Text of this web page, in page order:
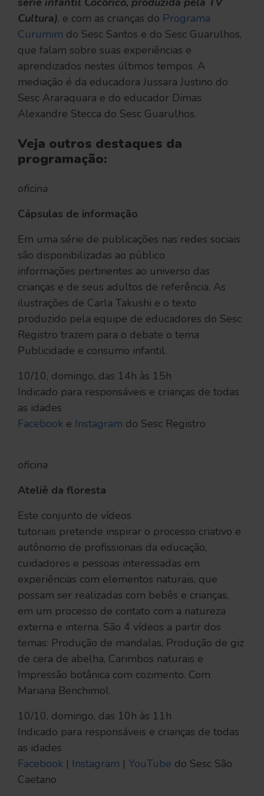
Cultura), e com as crianças do Programa
Curumim do Sesc Santos e do Sesc Guarulhos,
que falam sobre suas experiências e
aprendizados nestes últimos tempos. A
mediação é da educadora Jussara Justino do
Sesc Araraquara e do educador Dimas
Alexandre Stecca do Sesc Guarulhos.
Veja outros destaques da
programação:
oficina
Cápsulas de informação
Em uma série de publicações nas redes sociais
são disponibilizadas ao público
informações pertinentes ao universo das
crianças e de seus adultos de referência. As
ilustrações de Carla Takushi e o texto
produzido pela equipe de educadores do Sesc
Registro trazem para o debate o tema
Publicidade e consumo infantil.
10/10, domingo, das 14h às 15h
Indicado para responsáveis e crianças de todas
as idades
Facebook e Instagram do Sesc Registro
oficina
Ateliê da floresta
Este conjunto de vídeos
tutoriais pretende inspirar o processo criativo e
autônomo de profissionais da educação,
cuidadores e pessoas interessadas em
experiências com elementos naturais, que
possam ser realizadas com bebês e crianças,
em um processo de contato com a natureza
externa e interna. São 4 vídeos a partir dos
temas: Produção de mandalas, Produção de giz
de cera de abelha, Carimbos naturais e
Impressão botânica com cozimento. Com
Mariana Benchimol.
10/10, domingo, das 10h às 11h
Indicado para responsáveis e crianças de todas
as idades
Facebook | Instagram | YouTube do Sesc São
Caetano